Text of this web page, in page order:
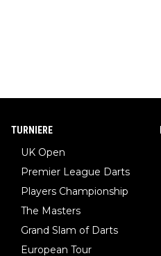
TURNIERE
UK Open
Premier League Darts
Players Championship
The Masters
Grand Slam of Darts
European Tour